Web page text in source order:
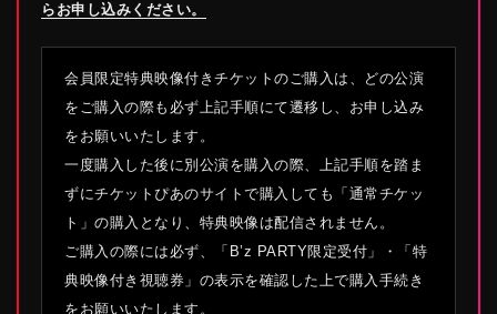
らお申し込みください。
会員限定特典映像付きチケットのご購入は、どの公演
をご購入の際も必ず上記手順にて遷移し、お申し込み
をお願いいたします。
一度購入した後に別公演を購入の際、上記手順を踏ま
ずにチケットぴあのサイトで購入しても「通常チケッ
ト」の購入となり、特典映像は配信されません。
ご購入の際には必ず、「B’z PARTY限定受付」・「特
典映像付き視聴券」の表示を確認した上で購入手続き
をお願いいたします。